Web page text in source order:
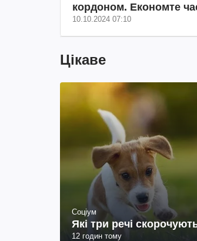
кордоном. Економте
10.10.2024 07:10
Цікаве
Соціум
Які три речі
12 годин тому